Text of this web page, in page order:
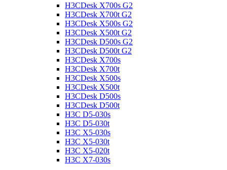
H3CDesk X700s G2
H3CDesk X700t G2
H3CDesk X500s G2
H3CDesk X500t G2
H3CDesk D500s G2
H3CDesk D500t G2
H3CDesk X700s
H3CDesk X700t
H3CDesk X500s
H3CDesk X500t
H3CDesk D500s
H3CDesk D500t
H3C D5-030s
H3C D5-030t
H3C X5-030s
H3C X5-030t
H3C X5-020t
H3C X7-030s